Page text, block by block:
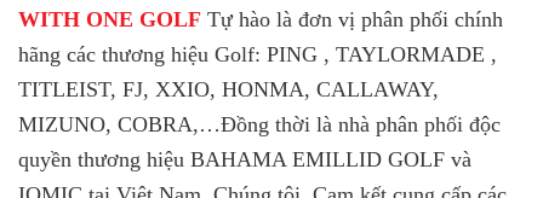
WITH ONE GOLF Tự hào là đơn vị phân phối chính
hãng các thương hiệu Golf: PING , TAYLORMADE ,
TITLEIST, FJ, XXIO, HONMA, CALLAWAY,
MIZUNO, COBRA,…Đồng thời là nhà phân phối độc
quyền thương hiệu BAHAMA EMILLID GOLF và